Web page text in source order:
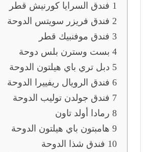
1 فندق السرايا كورنيش قطر
2 فندق فريزر سويتس الدوحة
3 فندق موفنبيك قطر
4 بست وسترن بلس دوحة
5 دبل تري باي هيلتون الدوحة
6 فندق الرويال ريفييرا الدوحة
7 فندق جولدن توليب الدوحة
8 رمادا أولد تاون
9 هامبتون باي هيلتون الدوحة
10 فندق شذا الدوحة